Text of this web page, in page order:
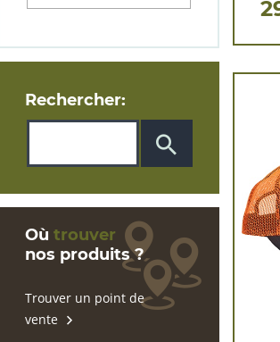
Rechercher:
Où trouver
nos produits ?
Trouver un point de
vente